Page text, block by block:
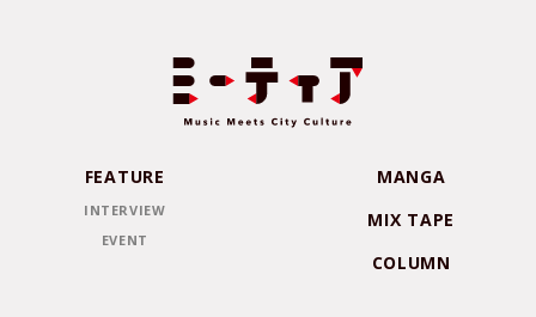
FEATURE
INTERVIEW
EVENT
MANGA
MIX TAPE
COLUMN